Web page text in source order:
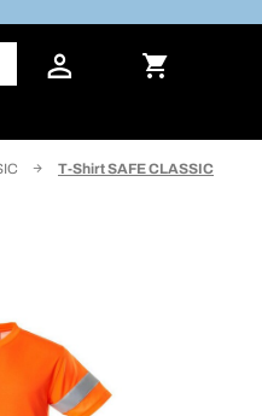
T-Shirt SAFE CLASSIC